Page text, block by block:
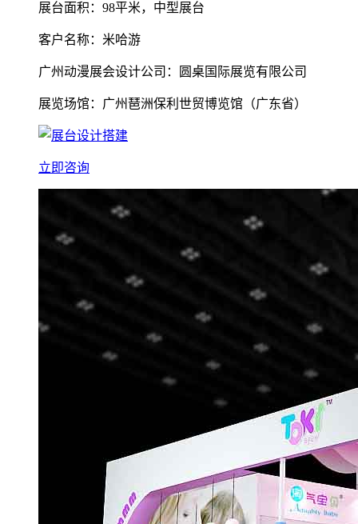
展台面积：98平米，中型展台
客户名称：米哈游
广州动漫展会设计公司：圆桌国际展览有限公司
展览场馆：广州琶洲保利世贸博览馆（广东省）
立即咨询